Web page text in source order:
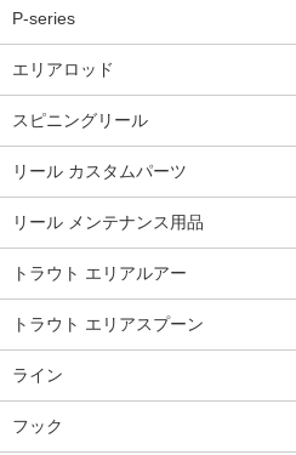
P-series
エリアロッド
スピニングリール
リール カスタムパーツ
リール メンテナンス用品
トラウト エリアルアー
トラウト エリアスプーン
ライン
フック